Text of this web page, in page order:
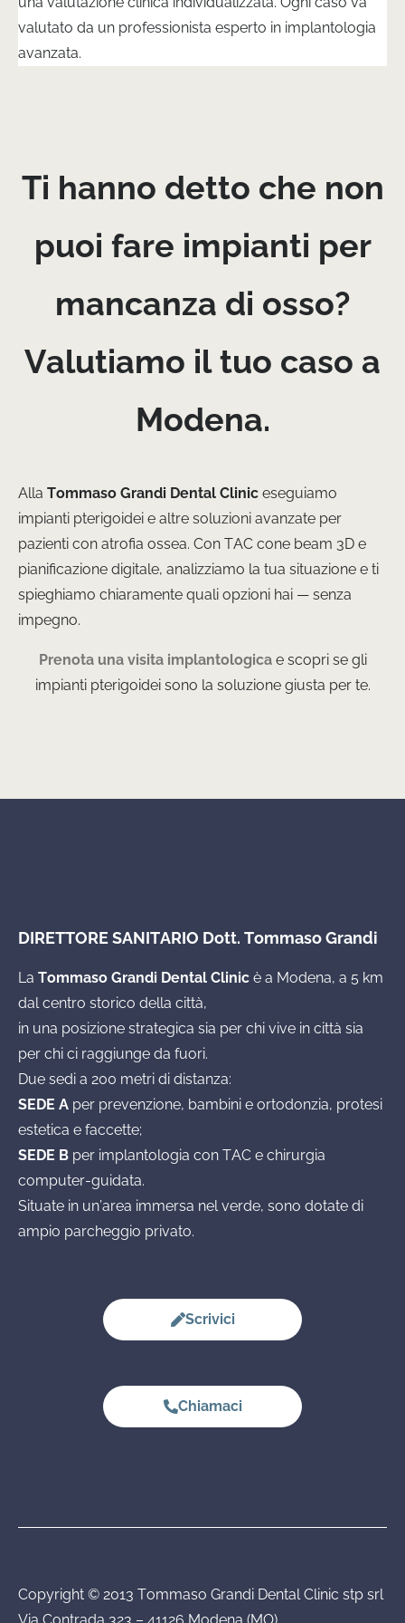
valutato da un professionista esperto in implantologia
avanzata.
Ti hanno detto che non
puoi fare impianti per
mancanza di osso?
Valutiamo il tuo caso a
Modena.
Alla Tommaso Grandi Dental Clinic eseguiamo
impianti pterigoidei e altre soluzioni avanzate per
pazienti con atrofia ossea. Con TAC cone beam 3D e
pianificazione digitale, analizziamo la tua situazione e ti
spieghiamo chiaramente quali opzioni hai — senza
impegno.
Prenota una visita implantologicae scopri se gli
impianti pterigoidei sono la soluzione giusta per te.
DIRETTORE SANITARIO Dott. Tommaso Grandi
La Tommaso Grandi Dental Clinic è a Modena, a 5 km
dal centro storico della città,
in una posizione strategica sia per chi vive in città sia
per chi ci raggiunge da fuori.
Due sedi a 200 metri di distanza:
SEDE A per prevenzione, bambini e ortodonzia, protesi
estetica e faccette;
SEDE B per implantologia con TAC e chirurgia
computer-guidata.
Situate in un’area immersa nel verde, sono dotate di
ampio parcheggio privato.
Scrivici
Chiamaci
Copyright © 2013 Tommaso Grandi Dental Clinic stp srl